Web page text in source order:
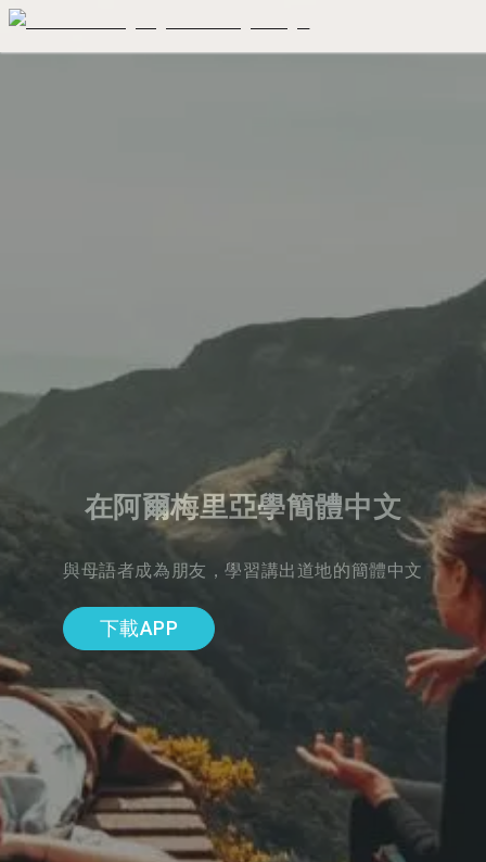
在阿爾梅里亞學簡體中文
與母語者成為朋友，學習講出道地的簡體中文
下載APP